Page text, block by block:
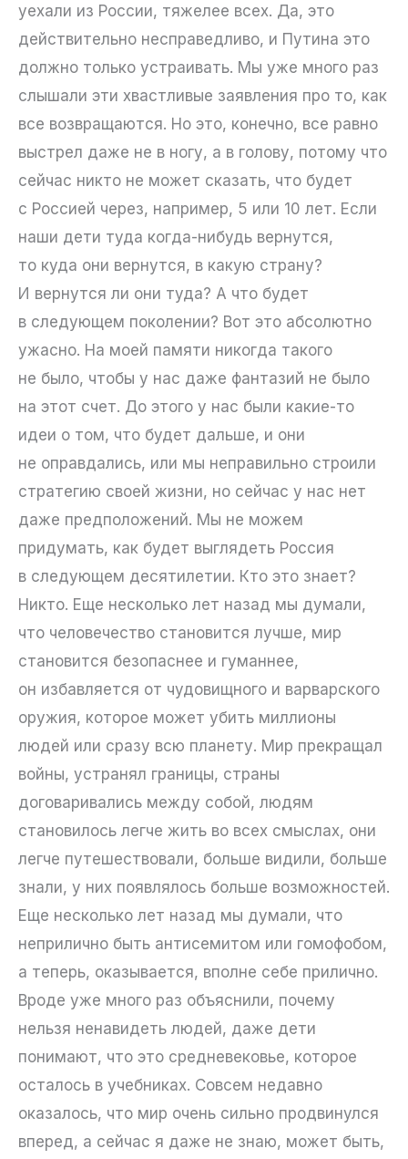
уехали из России, тяжелее всех. Да, это
действительно несправедливо, и Путина это
должно только устраивать. Мы уже много раз
слышали эти хвастливые заявления про то, как
все возвращаются. Но это, конечно, все равно
выстрел даже не в ногу, а в голову, потому что
сейчас никто не может сказать, что будет
с Россией через, например, 5 или 10 лет. Если
наши дети туда когда-нибудь вернутся,
то куда они вернутся, в какую страну?
И вернутся ли они туда? А что будет
в следующем поколении? Вот это абсолютно
ужасно. На моей памяти никогда такого
не было, чтобы у нас даже фантазий не было
на этот счет. До этого у нас были какие-то
идеи о том, что будет дальше, и они
не оправдались, или мы неправильно строили
стратегию своей жизни, но сейчас у нас нет
даже предположений. Мы не можем
придумать, как будет выглядеть Россия
в следующем десятилетии. Кто это знает?
Никто. Еще несколько лет назад мы думали,
что человечество становится лучше, мир
становится безопаснее и гуманнее,
он избавляется от чудовищного и варварского
оружия, которое может убить миллионы
людей или сразу всю планету. Мир прекращал
войны, устранял границы, страны
договаривались между собой, людям
становилось легче жить во всех смыслах, они
легче путешествовали, больше видили, больше
знали, у них появлялось больше возможностей.
Еще несколько лет назад мы думали, что
неприлично быть антисемитом или гомофобом,
а теперь, оказывается, вполне себе прилично.
Вроде уже много раз объяснили, почему
нельзя ненавидеть людей, даже дети
понимают, что это средневековье, которое
осталось в учебниках. Совсем недавно
оказалось, что мир очень сильно продвинулся
вперед, а сейчас я даже не знаю, может быть,